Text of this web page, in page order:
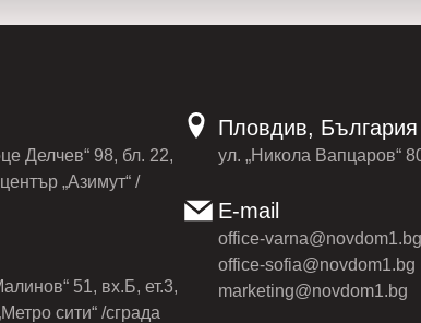
Делчев“ 98, бл. 22,
„Азимут“ /
51, вх.Б, ет.3,
сити“ /сграда
Пловдив, България
ул. „Никола Вапцаров“
E-mail
office-varna@novdom1.bg
office-sofia@novdom1.bg
marketing@novdom1.bg